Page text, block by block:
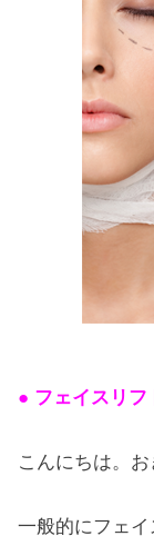
● フェイスリ
こんにちは。
一般的にフェ